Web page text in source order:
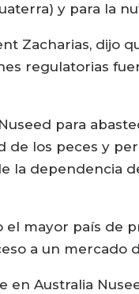
y para la
Zacharias, dijo
regulatorias
para
de los peces y
la dependencia
el mayor país de
a un mercado
en Australia